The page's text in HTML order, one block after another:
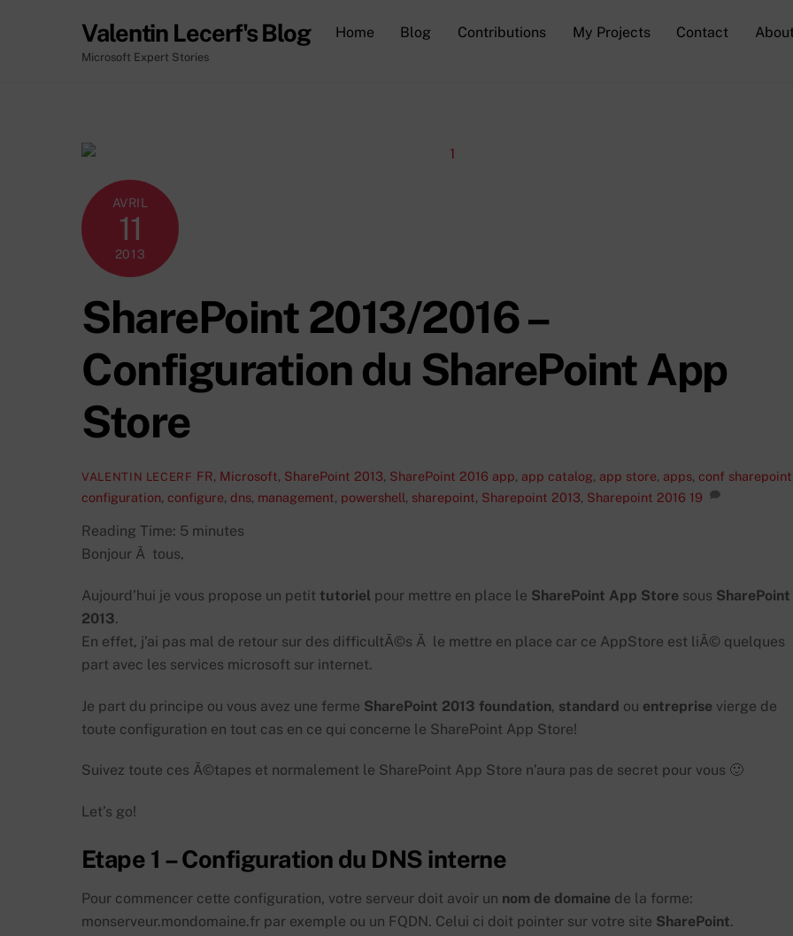
Valentin Lecerf's Blog
Microsoft Expert Stories
Home Blog Contributions My Projects Contact
AVRIL
11
2013
SharePoint 2013/2016 –
Configuration du SharePoint App
Store
VALENTIN LECERF FR, Microsoft, SharePoint 2013, SharePoint 2016 app, app catalog, app store, apps, conf sharepoint
configuration, configure, dns, management, powershell, sharepoint, Sharepoint 2013, Sharepoint 2016 19
Reading Time: 5 minutes
Bonjour Ã tous,
Aujourd’hui je vous propose un petit tutoriel pour mettre en place le SharePoint App Store sous SharePoint
2013.
En effet, j’ai pas mal de retour sur des difficultÃ©s Ã le mettre en place car ce AppStore est liÃ© quelques
part avec les services microsoft sur internet.
Je part du principe ou vous avez une ferme SharePoint 2013 foundation, standard ou entreprise vierge de
toute configuration en tout cas en ce qui concerne le SharePoint App Store!
Suivez toute ces Ã©tapes et normalement le SharePoint App Store n’aura pas de secret pour vous 🙂
Let’s go!
Etape 1 – Configuration du DNS interne
Pour commencer cette configuration, votre serveur doit avoir un nom de domaine de la forme:
monserveur.mondomaine.fr par exemple ou un FQDN. Celui ci doit pointer sur votre site SharePoint.